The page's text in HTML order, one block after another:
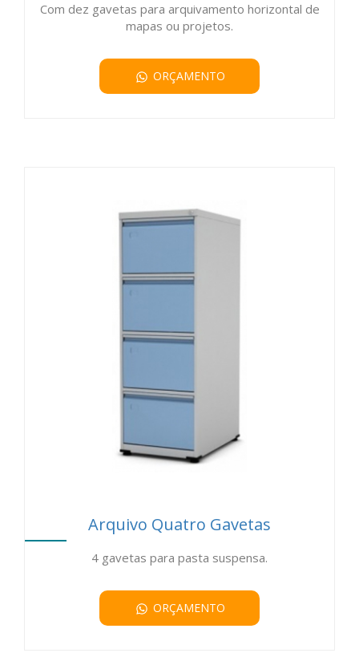
Com dez gavetas para arquivamento horizontal de
mapas ou projetos.
ORÇAMENTO
Arquivo Quatro Gavetas
4 gavetas para pasta suspensa.
ORÇAMENTO